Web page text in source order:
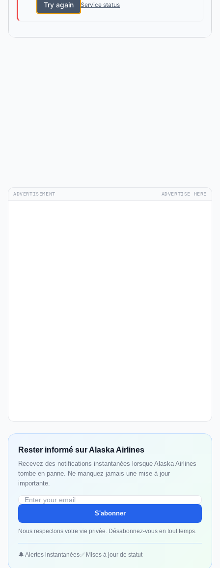
Try again Service status
ADVERTISEMENT ADVERTISE HERE
Rester informé sur Alaska Airlines
Recevez des notifications instantanées lorsque Alaska Airlines
tombe en panne. Ne manquez jamais une mise à jour
importante.
S'abonner
Nous respectons votre vie privée. Désabonnez-vous en tout temps.
🔔 Alertes instantanées✅ Mises à jour de statut